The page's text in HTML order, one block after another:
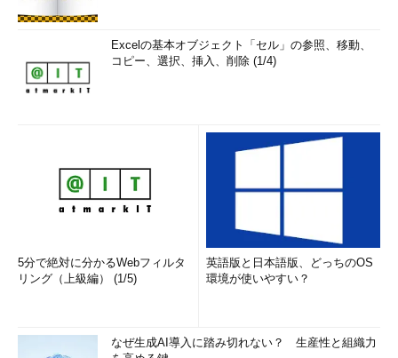
Excelの基本オブジェクト「セル」の参照、移動、
コピー、選択、挿入、削除 (1/4)
5分で絶対に分かるWebフィルタ
リング（上級編） (1/5)
英語版と日本語版、どっちのOS
環境が使いやすい？
なぜ生成AI導入に踏み切れない？ 生産性と組織力